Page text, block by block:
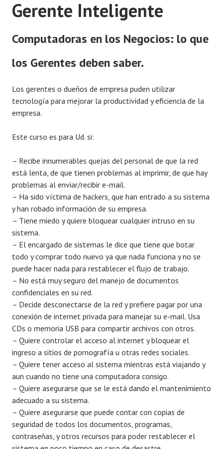
Gerente Inteligente
Computadoras en los Negocios: lo que
los Gerentes deben saber.
Los gerentes o dueños de empresa puden utilizar
tecnología para mejorar la productividad y eficiencia de la
empresa.
Este curso es para Ud. si:
– Recibe innumerables quejas del personal de que la red
está lenta, de que tienen problemas al imprimir, de que hay
problemas al enviar/recibir e-mail.
– Ha sido víctima de hackers, que han entrado a su sistema
y han robado información de su empresa.
– Tiene miedo y quiere bloquear cualquier intruso en su
sistema.
– El encargado de sistemas le dice que tiene que botar
todo y comprar todo nuevo ya que nada funciona y no se
puede hacer nada para restablecer el flujo de trabajo.
– No está muy seguro del manejo de documentos
confidenciales en su red.
– Decide desconectarse de la red y prefiere pagar por una
conexión de internet privada para manejar su e-mail. Usa
CDs o memoria USB para compartir archivos con otros.
– Quiere controlar el acceso al internet y bloquear el
ingreso a sitios de pornografía u otras redes sociales.
– Quiere tener acceso al sistema mientras está viajando y
aun cuando no tiene una computadora consigo.
– Quiere asegurarse que se le está dando el mantenimiento
adecuado a su sistema.
– Quiere asegurarse que puede contar con copias de
seguridad de todos los documentos, programas,
contraseñas, y otros recursos para poder restablecer el